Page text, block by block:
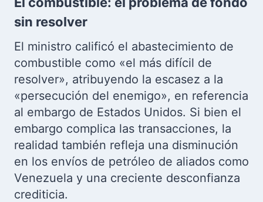
sin resolver
El ministro calificó el abastecimiento de
combustible como «el más difícil de
resolver», atribuyendo la escasez a la
«persecución del enemigo», en referencia
al embargo de Estados Unidos. Si bien el
embargo complica las transacciones, la
realidad también refleja una disminución
en los envíos de petróleo de aliados como
Venezuela y una creciente desconfianza
crediticia.